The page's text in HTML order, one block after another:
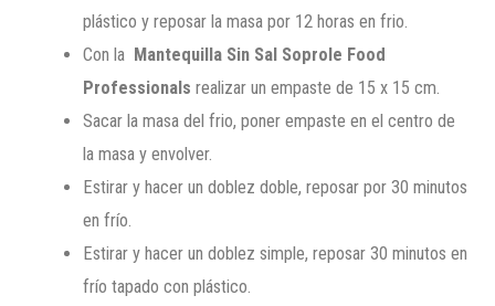
plástico y reposar la masa por 12 horas en frio.
Con la Mantequilla Sin Sal Soprole Food
Professionals realizar un empaste de 15 x 15 cm.
Sacar la masa del frio, poner empaste en el centro de
la masa y envolver.
Estirar y hacer un doblez doble, reposar por 30 minutos
en frío.
Estirar y hacer un doblez simple, reposar 30 minutos en
frío tapado con plástico.